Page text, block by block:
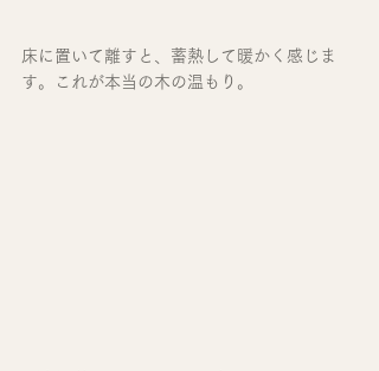
床に置いて離すと、蓄熱して暖かく感じま
す。これが本当の木の温もり。